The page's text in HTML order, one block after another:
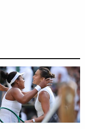
ΑΛΛΑ ΣΠΟΡ